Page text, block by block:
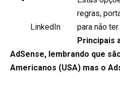
LinkedIn
regras,
para não
Principais
AdSense, lembrando que
Americanos (USA) mas o